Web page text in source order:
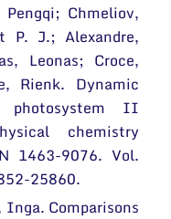
Chmeliov,
P. J.; Alexandre,
Leonas; Croce,
Rienk. Dynamic
photosystem II
chemistry
1463-9076. Vol.
25860.
Comparisons